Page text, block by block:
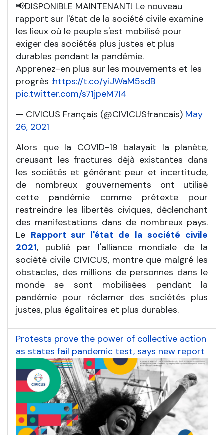
📢DISPONIBLE MAINTENANT! Le nouveau
rapport sur l'état de la société civile examine
les lieux où le peuple s'est mobilisé pour
exiger des sociétés plus justes et plus
durables pendant la pandémie.
Apprenez-en plus sur les mouvements et les
progrès :https://t.co/yiJWaM5sdB
pic.twitter.com/s71jpeM7I4
— CIVICUS Français (@CIVICUSfrancais) May
26, 2021
Alors que la COVID-19 balayait la planète,
creusant les fractures déjà existantes dans
les sociétés et générant peur et incertitude,
de nombreux gouvernements ont utilisé
cette pandémie comme prétexte pour
restreindre les libertés civiques, déclenchant
des manifestations dans de nombreux pays.
Le Rapport sur l'état de la société civile
2021, publié par l'alliance mondiale de la
société civile CIVICUS, montre que malgré les
obstacles, des millions de personnes dans le
monde se sont mobilisées pendant la
pandémie pour réclamer des sociétés plus
justes, plus égalitaires et plus durables.
Protests prove the power of collective action
as states fail pandemic test, says new report